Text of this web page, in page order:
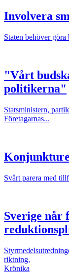
Involvera
Staten behöver
"Vårt
politikerna"
Statsministern,
Företagarnas...
Svårt parera med
Sverige når
riktning.
Krönika